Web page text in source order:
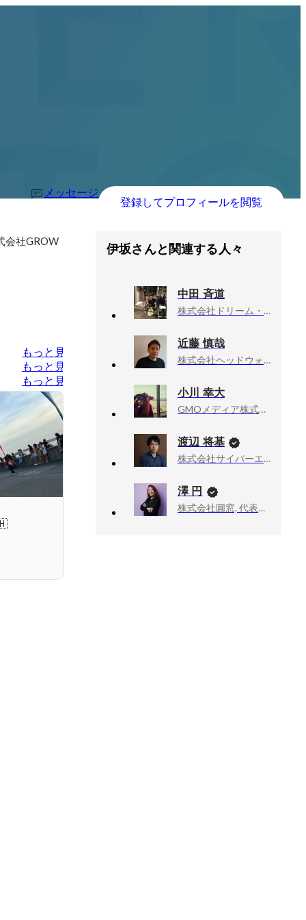
メッセージ
登録してプロフィールを閲覧
会社GROW
もっと見る
もっと見る
もっと見る
伊坂さんと関連する人々
中田 斉道
株式会社ドリーム・シアター, 代表取締役
近藤 慎哉
株式会社ヘッドウォータースプロフェッショナルズ, 代表取締役
小川 幸大
GMOメディア株式会社, エンジニアリングマネージャー
渡辺 将基
株式会社サイバーエージェント, 新R25編集長
澤 円
株式会社圓窓, 代表取締役